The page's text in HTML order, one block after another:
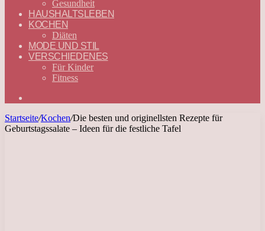
Gesundheit
HAUSHALTSLEBEN
KOCHEN
Diäten
MODE UND STIL
VERSCHIEDENES
Für Kinder
Fitness
Startseite/Kochen/Die besten und originellsten Rezepte für
Geburtstagssalate – Ideen für die festliche Tafel